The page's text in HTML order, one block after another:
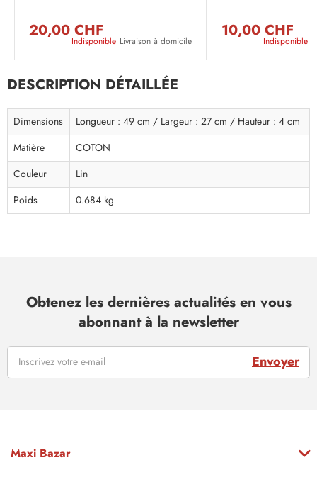
20,00 CHF
Indisponible Livraison à domicile
10,00 CHF
Indisponible
DESCRIPTION DÉTAILLÉE
Dimensions
Longueur : 49 cm / Largeur : 27 cm / Hauteur : 4 cm
Matière
COTON
Couleur
Lin
Poids
0.684 kg
Obtenez les dernières actualités en vous
abonnant à la newsletter
Envoyer
Maxi Bazar